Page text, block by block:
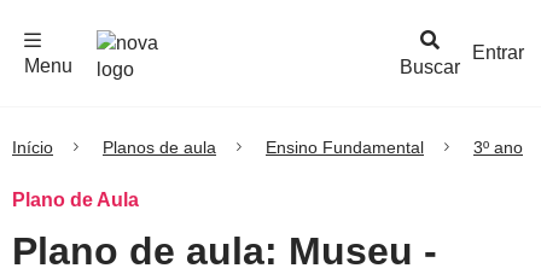
Buscar
Menu
Entrar
Início Planos de aula Ensino Fundamental 3º ano
Plano de Aula
Plano de aula: Museu -